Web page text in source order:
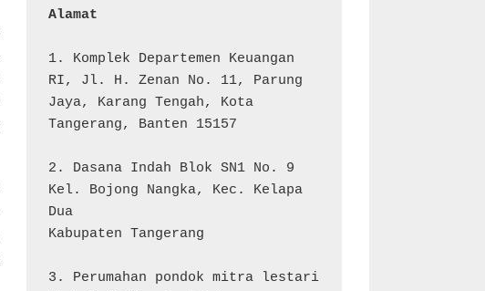
Alamat
1. Komplek Departemen Keuangan
RI, Jl. H. Zenan No. 11, Parung
Jaya, Karang Tengah, Kota
Tangerang, Banten 15157
2. Dasana Indah Blok SN1 No. 9
Kel. Bojong Nangka, Kec. Kelapa
Dua
Kabupaten Tangerang
3. Perumahan pondok mitra lestari